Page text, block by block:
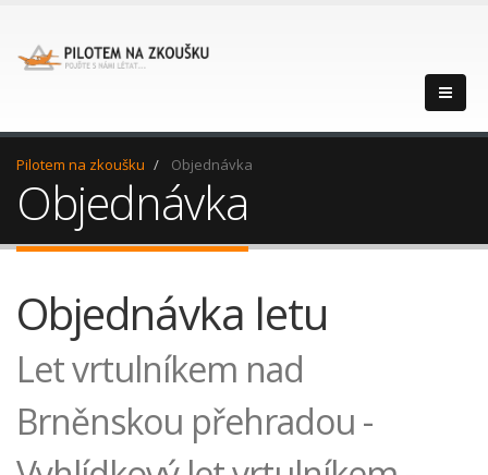
Pilotem na zkoušku Objednávka
Objednávka
Objednávka letu
Let vrtulníkem nad
Brněnskou přehradou -